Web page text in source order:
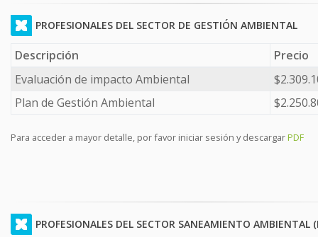
PROFESIONALES DEL SECTOR DE GESTIÓN AMBIENTAL
Descripción
Precio
Evaluación de impacto Ambiental
Plan de Gestión Ambiental
Para acceder a mayor detalle, por favor iniciar sesión y descargarPDF
PROFESIONALES DEL SECTOR SANEAMIENTO AMBIENTAL